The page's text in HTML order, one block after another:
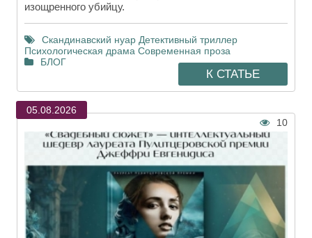
изощренного убийцу.
Скандинавский нуар Детективный триллер
Психологическая драма Современная проза
БЛОГ
К СТАТЬЕ
05.08.2026
10